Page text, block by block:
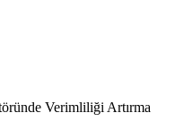
Verimliliği Artırma